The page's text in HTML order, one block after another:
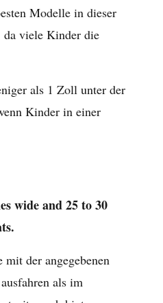
Modelle in dieser
da viele Kinder die
als 1 Zoll unter der
Kinder in einer
wide and 25 to 30
der angegebenen
als im